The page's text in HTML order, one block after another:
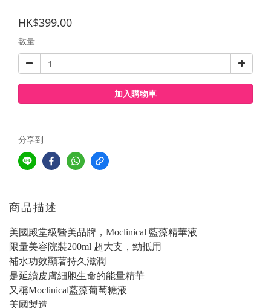
HK$399.00
數量
加入購物車
分享到
商品描述
美國殿堂級醫美品牌，Moclinical 藍藻精華液
限量美容院裝200ml 超大支，勁抵用
補水功效顯著持久滋潤
是延續皮膚細胞生命的能量精華
又稱Moclinical藍藻葡萄糖液
美國製造